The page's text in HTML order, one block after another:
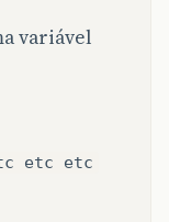
variável
etc etc